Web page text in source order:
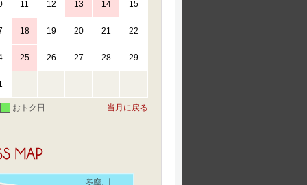
11 12 13 14 15
18 19 20 21 22
25 26 27 28 29
おトク日 当月に戻る